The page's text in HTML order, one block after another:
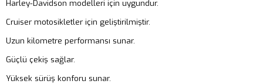
Harley-Davidson modelleri için uygundur.
Cruiser motosikletler için geliştirilmiştir.
Uzun kilometre performansı sunar.
Güçlü çekiş sağlar.
Yüksek sürüş konforu sunar.